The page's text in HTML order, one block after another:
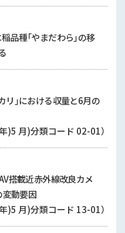
品種「やまだわら」の移
リ」における収量と6月の
)5 月)分類コード 02-01）
搭載近赤外線改良カメ
変動要因
)5 月)分類コード 13-01）